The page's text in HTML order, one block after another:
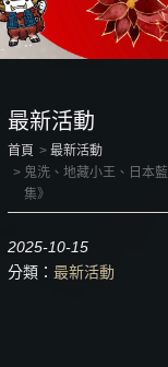
最新活動
首頁
最新活動
鬼洗、地藏小王、日本
集》
2025-10-15
分類： 最新活動